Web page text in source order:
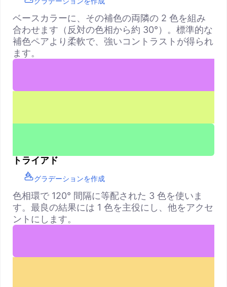
ベースカラーに、その補色の両隣の 2 色を組み
合わせます（反対の色相から約 30°）。標準的な
補色ペアより柔軟で、強いコントラストが得られ
ます。
トライアド
グラデーションを作成
色相環で 120° 間隔に等配された 3 色を使いま
す。最良の結果には 1 色を主役にし、他をアクセ
ントにします。